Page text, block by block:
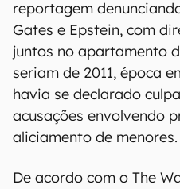
reportagem
Gates e Epstein, com
juntos no apartamento
seriam de 2011, época
havia se declarado
acusações envolvendo
aliciamento de menores.
De acordo com o The